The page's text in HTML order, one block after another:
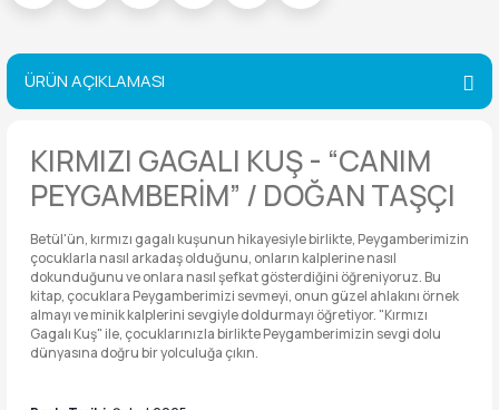
ÜRÜN AÇIKLAMASI
KIRMIZI GAGALI KUŞ - “CANIM
PEYGAMBERİM” / DOĞAN TAŞÇI
Betül'ün, kırmızı gagalı kuşunun hikayesiyle birlikte, Peygamberimizin
çocuklarla nasıl arkadaş olduğunu, onların kalplerine nasıl
dokunduğunu ve onlara nasıl şefkat gösterdiğini öğreniyoruz. Bu
kitap, çocuklara Peygamberimizi sevmeyi, onun güzel ahlakını örnek
almayı ve minik kalplerini sevgiyle doldurmayı öğretiyor. "Kırmızı
Gagalı Kuş" ile, çocuklarınızla birlikte Peygamberimizin sevgi dolu
dünyasına doğru bir yolculuğa çıkın.